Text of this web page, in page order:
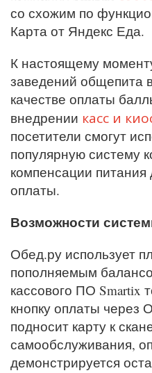
со схожим по
Карта от Яндекс Еда.
К настоящему
заведений общепита
качестве оплаты
внедрении касс и
посетители смогут
популярную систему
компенсации
оплаты.
Возможности
Обед.ру использует
пополняемым
кассового ПО Smartix
кнопку оплаты через
подносит карту к
самообслуживания,
демонстрируется